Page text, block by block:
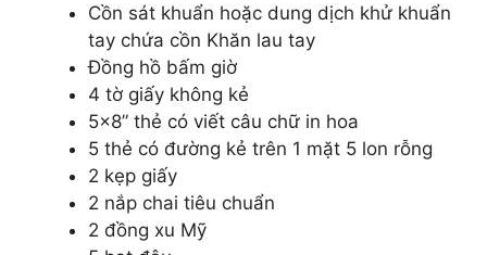
Cồn sát khuẩn hoặc dung dịch khử khuẩn
tay chứa cồn Khăn lau tay
Đồng hồ bấm giờ
4 tờ giấy không kẻ
5×8” thẻ có viết câu chữ in hoa
5 thẻ có đường kẻ trên 1 mặt 5 lon rỗng
2 kẹp giấy
2 nắp chai tiêu chuẩn
2 đồng xu Mỹ